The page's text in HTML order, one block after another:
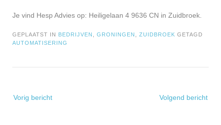
Je vind Hesp Advies op: Heiligelaan 4 9636 CN in Zuidbroek.
GEPLAATST IN BEDRIJVEN GRONINGEN ZUIDBROEK GETAGD
AUTOMATISERING
navigatie
Vorig bericht Volgend bericht